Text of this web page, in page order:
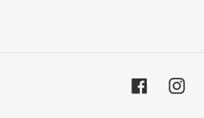
Facebook